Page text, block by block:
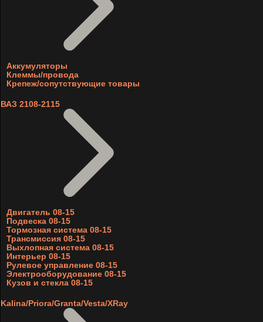
Аккумуляторы
Клеммы/провода
Крепеж/сопутствующие товары
ВАЗ 2108-2115
Двигатель 08-15
Подвеска 08-15
Тормозная система 08-15
Трансмиссия 08-15
Выхлопная система 08-15
Интерьер 08-15
Рулевое управление 08-15
Электрооборудование 08-15
Кузов и стекла 08-15
Kalina/Priora/Granta/Vesta/XRay